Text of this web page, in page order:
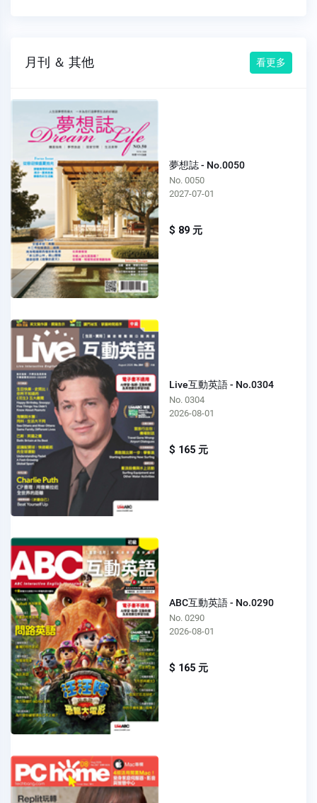
月刊 ＆ 其他 看更多
夢想誌 - No.0050
No. 0050
2027-07-01
$ 89 元
Live互動英語 - No.0304
No. 0304
2026-08-01
$ 165 元
ABC互動英語 - No.0290
No. 0290
2026-08-01
$ 165 元